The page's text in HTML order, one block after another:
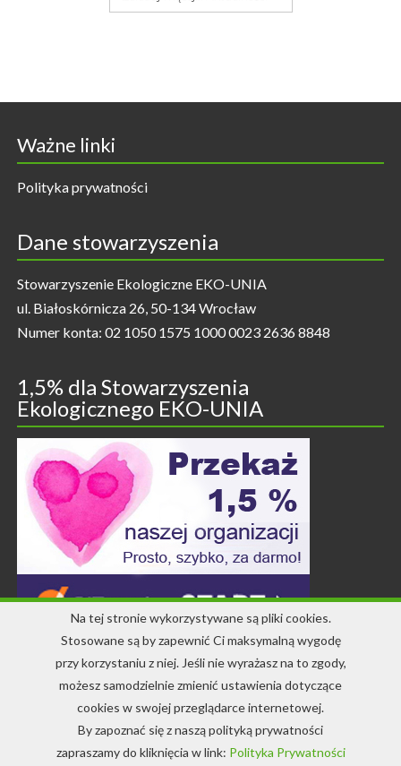
Ważne linki
Polityka prywatności
Dane stowarzyszenia
Stowarzyszenie Ekologiczne EKO-UNIA
ul. Białoskórnicza 26, 50-134 Wrocław
Numer konta: 02 1050 1575 1000 0023 2636 8848
1,5% dla Stowarzyszenia
Ekologicznego EKO-UNIA
Kontakt
info-ekounia@eko.org.pl
Na tej stronie wykorzystywane są pliki cookies.
Stosowane są by zapewnić Ci maksymalną wygodę
przy korzystaniu z niej. Jeśli nie wyrażasz na to zgody,
możesz samodzielnie zmienić ustawienia dotyczące
cookies w swojej przeglądarce internetowej.
By zapoznać się z naszą polityką prywatności
zapraszamy do kliknięcia w link: Polityka Prywatności